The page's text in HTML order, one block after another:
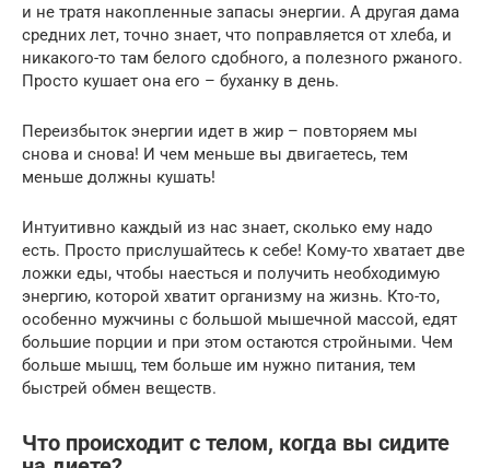
и не тратя накопленные запасы энергии. А другая дама
средних лет, точно знает, что поправляется от хлеба, и
никакого-то там белого сдобного, а полезного ржаного.
Просто кушает она его – буханку в день.
Переизбыток энергии идет в жир – повторяем мы
снова и снова! И чем меньше вы двигаетесь, тем
меньше должны кушать!
Интуитивно каждый из нас знает, сколько ему надо
есть. Просто прислушайтесь к себе! Кому-то хватает две
ложки еды, чтобы наесться и получить необходимую
энергию, которой хватит организму на жизнь. Кто-то,
особенно мужчины с большой мышечной массой, едят
большие порции и при этом остаются стройными. Чем
больше мышц, тем больше им нужно питания, тем
быстрей обмен веществ.
Что происходит с телом, когда вы сидите